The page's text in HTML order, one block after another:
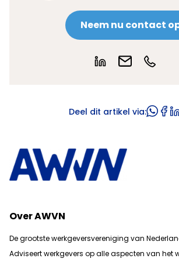
Neem nu contact
Deel dit artikel via:
Over AWVN
De grootste werkgeversvereniging van
Adviseert werkgevers op alle aspecten van het